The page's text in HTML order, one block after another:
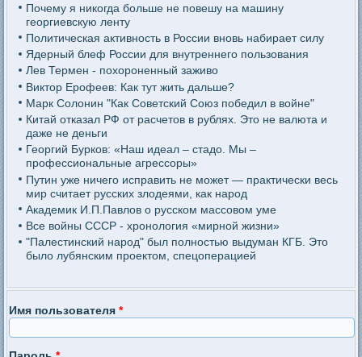
Почему я никогда больше не повешу на машину
георгиевскую ленту
Политическая активность в России вновь набирает силу
Ядерный блеф России для внутреннего пользования
Лев Термен - похороненный заживо
Виктор Ерофеев: Как тут жить дальше?
Марк Солонин "Как Советский Союз победил в войне"
Китай отказал РФ от расчетов в рублях. Это не валюта и
даже не деньги
Георгий Бурков: «Наш идеал – стадо. Мы –
профессиональные агрессоры»
Путин уже ничего исправить не может — практически весь
мир считает русских злодеями, как народ
Академик И.П.Павлов о русском массовом уме
Все войны СССР - хронология «мирной жизни»
"Палестинский народ" был полностью выдуман КГБ. Это
было лубянским проектом, спецоперацией
Имя пользователя*